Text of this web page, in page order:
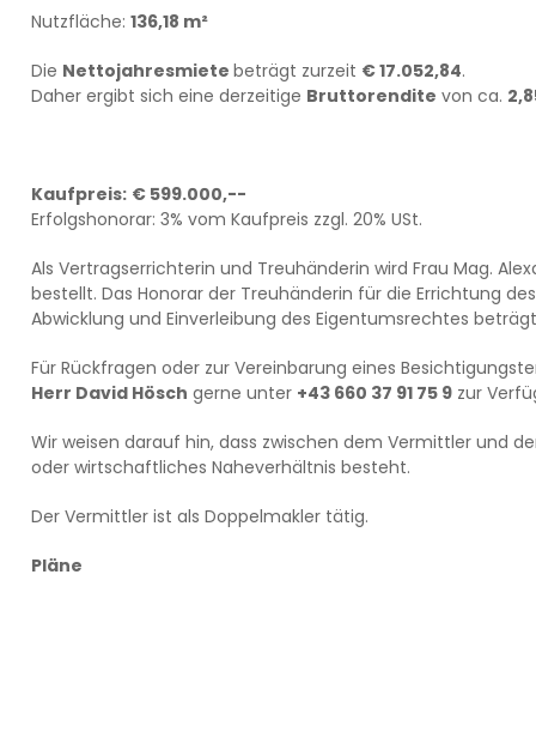
Nutzfläche: 136,18 m²
Die Nettojahresmiete beträgt zurzeit € 17.052,84.
Daher ergibt sich eine derzeitige Bruttorendite von ca.
Kaufpreis: € 599.000,--
Erfolgshonorar: 3% vom Kaufpreis zzgl. 20% USt.
Als Vertragserrichterin und Treuhänderin wird Frau Mag.
bestellt. Das Honorar der Treuhänderin für die Errichtung
Abwicklung und Einverleibung des Eigentumsrechtes beträgt
Für Rückfragen oder zur Vereinbarung eines
Herr David Hösch gerne unter +43 660 37 91 75 9zur
Wir weisen darauf hin, dass zwischen dem Vermittler und
oder wirtschaftliches Naheverhältnis besteht.
Der Vermittler ist als Doppelmakler tätig.
Pläne